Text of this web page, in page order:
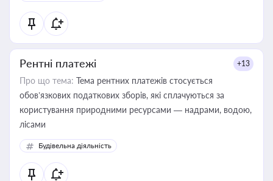
Рентні платежі +13
Про що тема: Тема рентних платежів стосується
обов’язкових податкових зборів, які сплачуються за
користування природними ресурсами — надрами, водою,
лісами
Будівельна діяльність